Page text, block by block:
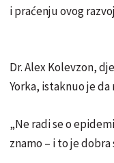
i praćenju ovog
Dr. Alex Kolevzon,
Yorka, istaknuo je
„Ne radi se o
znamo – i to je dobra